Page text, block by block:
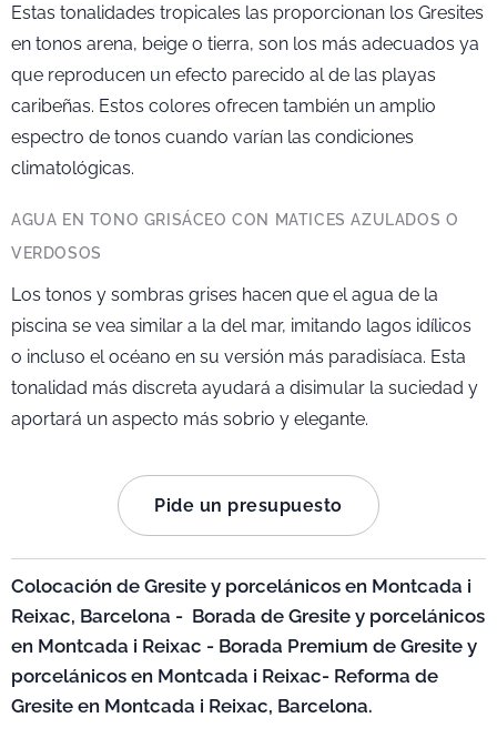
Estas tonalidades tropicales las proporcionan los Gresites
en tonos arena, beige o tierra, son los más adecuados ya
que reproducen un efecto parecido al de las playas
caribeñas. Estos colores ofrecen también un amplio
espectro de tonos cuando varían las condiciones
climatológicas.
AGUA EN TONO GRISÁCEO CON MATICES AZULADOS O
VERDOSOS
Los tonos y sombras grises hacen que el agua de la
piscina se vea similar a la del mar, imitando lagos idílicos
o incluso el océano en su versión más paradisíaca. Esta
tonalidad más discreta ayudará a disimular la suciedad y
aportará un aspecto más sobrio y elegante.
Pide un presupuesto
Colocación de Gresite y porcelánicos en Montcada i
Reixac, Barcelona - Borada de Gresite y porcelánicos
en Montcada i Reixac - Borada Premium de Gresite y
porcelánicos en Montcada i Reixac- Reforma de
Gresite en Montcada i Reixac, Barcelona.